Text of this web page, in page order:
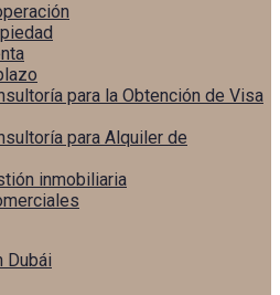
para la Obtención de Visa
para Alquiler de
inmobiliaria
Dubái